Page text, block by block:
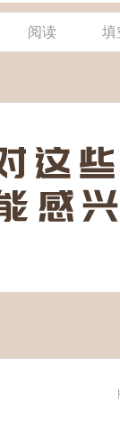
阅读 填